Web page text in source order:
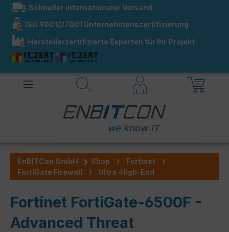
springen
Schneller internationaler Versand
ISO 9001/27001 Unternehmenszertifizierung
Herstellerzertifizierte Experten für Ihr Projekt
EnBITCon GmbH Shop
Fortinet
FortiGate Firewall
Ultra-High-End
Fortinet FortiGate-6500F -
Advanced Threat